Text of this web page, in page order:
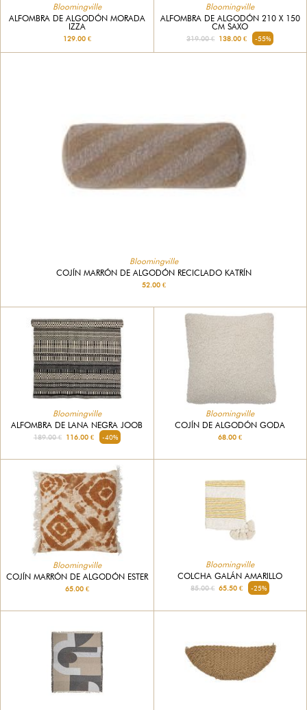
Bloomingville
ALFOMBRA DE ALGODÓN MORADA
IZZA
129.00 €
Bloomingville
ALFOMBRA DE ALGODÓN 210 X 150
CM SAXO
319.00 € 138.00 € -55%
Bloomingville
COJÍN MARRÓN DE ALGODÓN RECICLADO KATRÍN
52.00 €
Bloomingville
ALFOMBRA DE LANA NEGRA JOOB
189.00 €116.00 € -40%
Bloomingville
COJÍN DE ALGODÓN GODA
68.00 €
Bloomingville
COJÍN MARRÓN DE ALGODÓN ESTER
65.00 €
Bloomingville
COLCHA GALÁN AMARILLO
85.00 € 65.50 € -25%